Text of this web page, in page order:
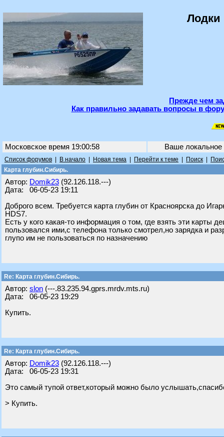
Лодки
Прежде чем
Как правильно задавать вопросы в
Московское время 19:00:58 Ваше
Список форумов В начало Новая тема Перейти к теме Поиск
Карта глубин.Сибирь.
Автор: Domik23 (92.126.118.---)
Дата: 06-05-23 19:11
Доброго всем. Требуется карта глубин от Красноярска до
HDS7.
Есть у кого какая-то информация о том, где взять эти
пользовался ими,с телефона только смотрел,но зарядка и
глупо им не пользоваться по назначению
Re: Карта глубин.Сибирь.
Автор: slon (---.83.235.94.gprs.mrdv.mts.ru)
Дата: 06-05-23 19:29
Купить.
Re: Карта глубин.Сибирь.
Автор: Domik23 (92.126.118.---)
Дата: 06-05-23 19:31
Это самый тупой ответ,который можно было
> Купить.